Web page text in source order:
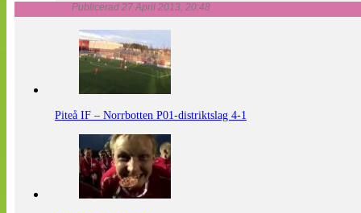
Publicerad 27 April 2013, 20:48
Piteå IF – Norrbotten P01-distriktslag 4-1